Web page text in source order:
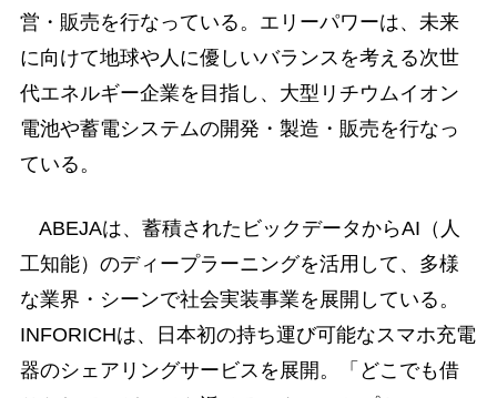
営・販売を行なっている。エリーパワーは、未来
に向けて地球や人に優しいバランスを考える次世
代エネルギー企業を目指し、大型リチウムイオン
電池や蓄電システムの開発・製造・販売を行なっ
ている。
ABEJAは、蓄積されたビックデータからAI（人
工知能）のディープラーニングを活用して、多様
な業界・シーンで社会実装事業を展開している。
INFORICHは、日本初の持ち運び可能なスマホ充電
器のシェアリングサービスを展開。「どこでも借